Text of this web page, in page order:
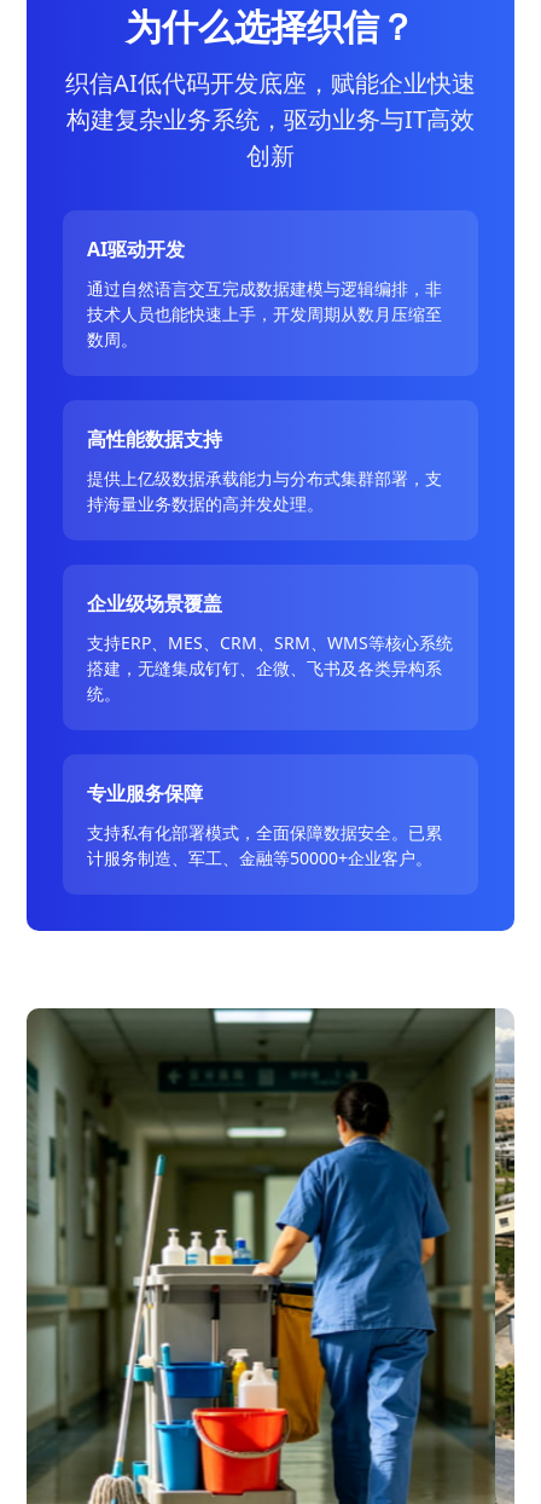
为什么选择织信？
织信AI低代码开发底座，赋能企业快速
构建复杂业务系统，驱动业务与IT高效
创新
AI驱动开发
通过自然语言交互完成数据建模与逻辑编排，非
技术人员也能快速上手，开发周期从数月压缩至
数周。
高性能数据支持
提供上亿级数据承载能力与分布式集群部署，支
持海量业务数据的高并发处理。
企业级场景覆盖
支持ERP、MES、CRM、SRM、WMS等核心系统
搭建，无缝集成钉钉、企微、飞书及各类异构系
统。
专业服务保障
支持私有化部署模式，全面保障数据安全。已累
计服务制造、军工、金融等50000+企业客户。